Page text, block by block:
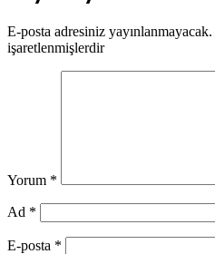
E-posta adresiniz yayınlanmayacak.
işaretlenmişlerdir
Yorum *
Ad *
E-posta *